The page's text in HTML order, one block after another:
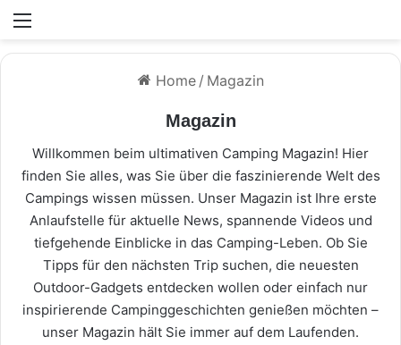
Home / Magazin
Magazin
Willkommen beim ultimativen Camping Magazin! Hier
finden Sie alles, was Sie über die faszinierende Welt des
Campings wissen müssen. Unser Magazin ist Ihre erste
Anlaufstelle für aktuelle News, spannende Videos und
tiefgehende Einblicke in das Camping-Leben. Ob Sie
Tipps für den nächsten Trip suchen, die neuesten
Outdoor-Gadgets entdecken wollen oder einfach nur
inspirierende Campinggeschichten genießen möchten –
unser Magazin hält Sie immer auf dem Laufenden.